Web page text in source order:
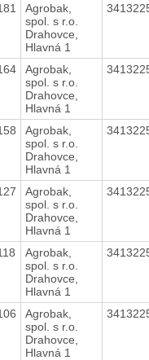
Agrobak,
spol. s r.o.
Drahovce,
Hlavná 1
Agrobak,
spol. s r.o.
Drahovce,
Hlavná 1
Agrobak,
spol. s r.o.
Drahovce,
Hlavná 1
Agrobak,
spol. s r.o.
Drahovce,
Hlavná 1
Agrobak,
spol. s r.o.
Drahovce,
Hlavná 1
Agrobak,
spol. s r.o.
Drahovce,
Hlavná 1